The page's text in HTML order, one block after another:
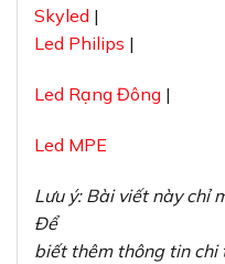
Skyled |
Led Philips |
Led Rạng Đông |
Led MPE
Lưu ý: Bài viết này chỉ
Để
biết thêm thông tin chi